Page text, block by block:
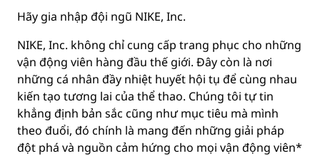
Hãy gia nhập đội ngũ NIKE, Inc.
NIKE, Inc. không chỉ cung cấp trang phục cho những
vận động viên hàng đầu thế giới. Đây còn là nơi
những cá nhân đầy nhiệt huyết hội tụ để cùng nhau
kiến tạo tương lai của thể thao. Chúng tôi tự tin
khẳng định bản sắc cũng như mục tiêu mà mình
theo đuổi, đó chính là mang đến những giải pháp
đột phá và nguồn cảm hứng cho mọi vận động viên*